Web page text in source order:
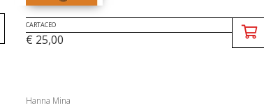
CARTACEO
€ 25,00
Hanna Mina